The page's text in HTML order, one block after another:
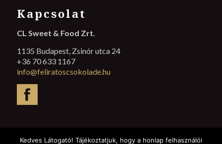
Kapcsolat
CL Sweet & Food Zrt.
1135 Budapest, Zsinór utca 24
+36 70 633 1167
info@feliratoscsokolade.hu
Kedves Látogató! Tájékoztatjuk, hogy a honlap felhasználói